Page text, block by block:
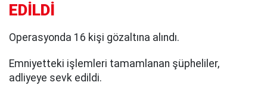
EDİLDİ
Operasyonda 16 kişi gözaltına alındı.
Emniyetteki işlemleri tamamlanan şüpheliler,
adliyeye sevk edildi.